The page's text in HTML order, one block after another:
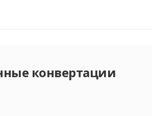
конвертации